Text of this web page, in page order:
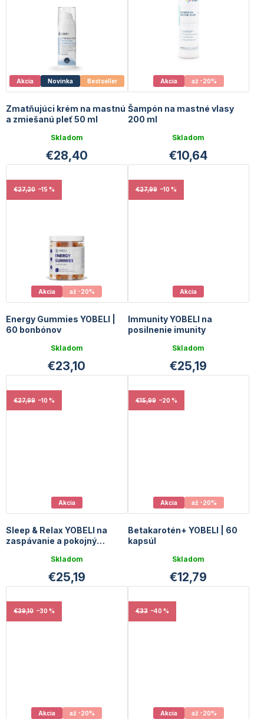
o
v
Akcia Novinka Bestseller
Zmatňujúci krém na mastnú
a zmiešanú pleť 50 ml
Skladom
€28,40
Akcia až -20%
Šampón na mastné vlasy
200 ml
Skladom
€10,64
Akcia až -20%
€27,20 –15 %
Energy Gummies YOBELI |
60 bonbónov
Skladom
€23,10
Akcia
€27,99 –10 %
Immunity YOBELI na
posilnenie imunity
Skladom
€25,19
Akcia
€27,99 –10 %
Sleep & Relax YOBELI na
zaspávanie a pokojný
Skladom
€25,19
Akcia až -20%
€15,99 –20 %
Betakarotén+ YOBELI | 60
kapsúl
Skladom
€12,79
Akcia až -20%
€39,10 –30 %
Akcia až -20%
€33 –40 %